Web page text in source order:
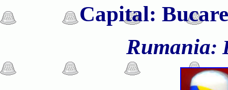
Capital:
Rumania: